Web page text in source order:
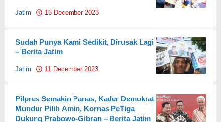
Jatim 16 December 2023
Sudah Punya Kami Sedikit, Dirusak Lagi
– Berita Jatim
Jatim 11 December 2023
Pilpres Semakin Panas, Kader Demokrat
Mundur Pilih Amin, Kornas PeTiga
Dukung Prabowo-Gibran – Berita Jatim